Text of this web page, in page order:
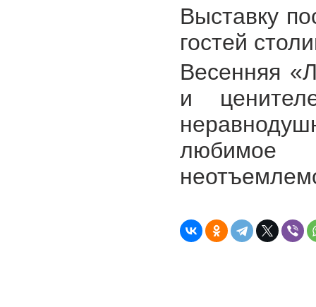
Выставку
гостей
Весенняя
и
любимое